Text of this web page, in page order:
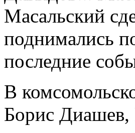
Масальский
поднимались
последние
В
Борис Диашев,